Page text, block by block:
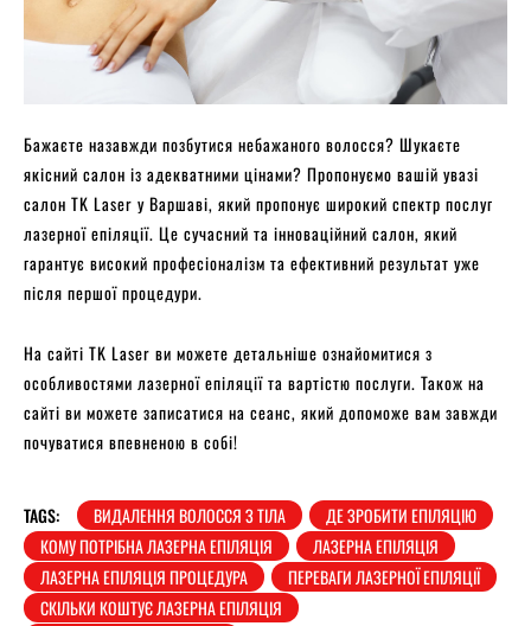
Бажаєте назавжди позбутися небажаного волосся? Шукаєте
якісний салон із адекватними цінами? Пропонуємо вашій увазі
салон TK Laser у Варшаві, який пропонує широкий спектр послуг
лазерної епіляції. Це сучасний та інноваційний салон, який
гарантує високий професіоналізм та ефективний результат уже
після першої процедури.
На сайті TK Laser ви можете детальніше ознайомитися з
особливостями лазерної епіляції та вартістю послуги. Також на
сайті ви можете записатися на сеанс, який допоможе вам завжди
почуватися впевненою в собі!
TAGS: ВИДАЛЕННЯ ВОЛОССЯ З ТІЛА
ДЕ ЗРОБИТИ ЕПІЛЯЦІЮ
КОМУ ПОТРІБНА ЛАЗЕРНА ЕПІЛЯЦІЯ
ЛАЗЕРНА ЕПІЛЯЦІЯ
ЛАЗЕРНА ЕПІЛЯЦІЯ ПРОЦЕДУРА
ПЕРЕВАГИ ЛАЗЕРНОЇ ЕПІЛЯЦІЇ
СКІЛЬКИ КОШТУЄ ЛАЗЕРНА ЕПІЛЯЦІЯ